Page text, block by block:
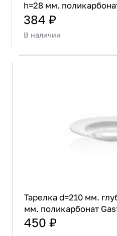
h=28 мм.
384 ₽
В наличии
Тарелка d=210 мм.
мм. поликарбонат
450 ₽